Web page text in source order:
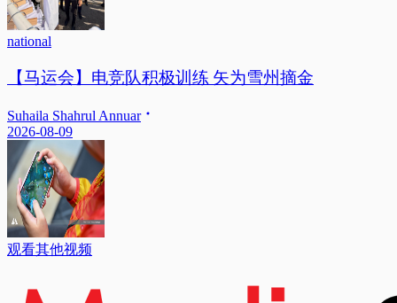
national
【马运会】电竞队积极训练 矢为雪州摘金
Suhaila Shahrul Annuar
2026-08-09
观看其他视频